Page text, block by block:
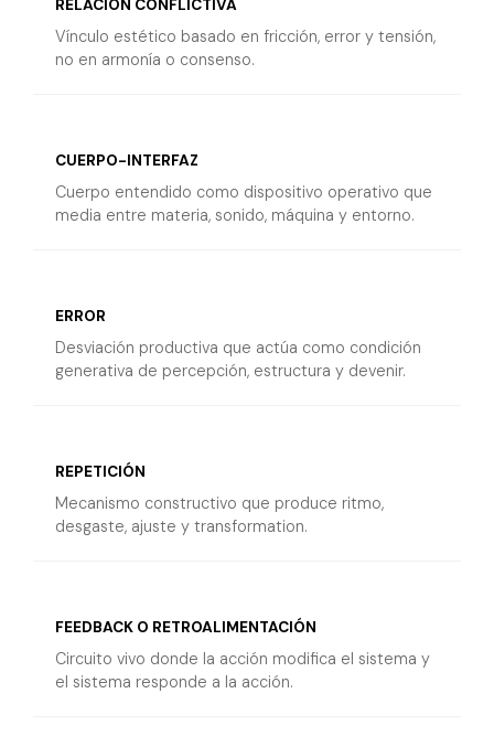
RELACIÓN CONFLICTIVA
Vínculo estético basado en fricción, error y tensión,
no en armonía o consenso.
CUERPO-INTERFAZ
Cuerpo entendido como dispositivo operativo que
media entre materia, sonido, máquina y entorno.
ERROR
Desviación productiva que actúa como condición
generativa de percepción, estructura y devenir.
REPETICIÓN
Mecanismo constructivo que produce ritmo,
desgaste, ajuste y transformation.
FEEDBACK O RETROALIMENTACIÓN
Circuito vivo donde la acción modifica el sistema y
el sistema responde a la acción.